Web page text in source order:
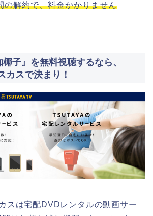
解約で、料金かかりません
子』を無料視聴するなら、
カスで決まり！
スは宅配DVDレンタルの動画サー